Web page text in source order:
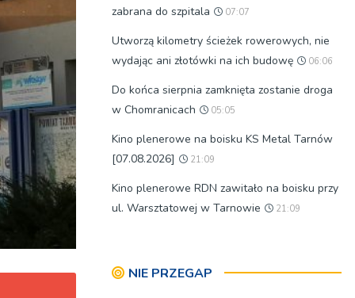
zabrana do szpitala
07:07
Utworzą kilometry ścieżek rowerowych, nie
wydając ani złotówki na ich budowę
06:06
Do końca sierpnia zamknięta zostanie droga
w Chomranicach
05:05
Kino plenerowe na boisku KS Metal Tarnów
[07.08.2026]
21:09
Kino plenerowe RDN zawitało na boisku przy
ul. Warsztatowej w Tarnowie
21:09
NIE PRZEGAP